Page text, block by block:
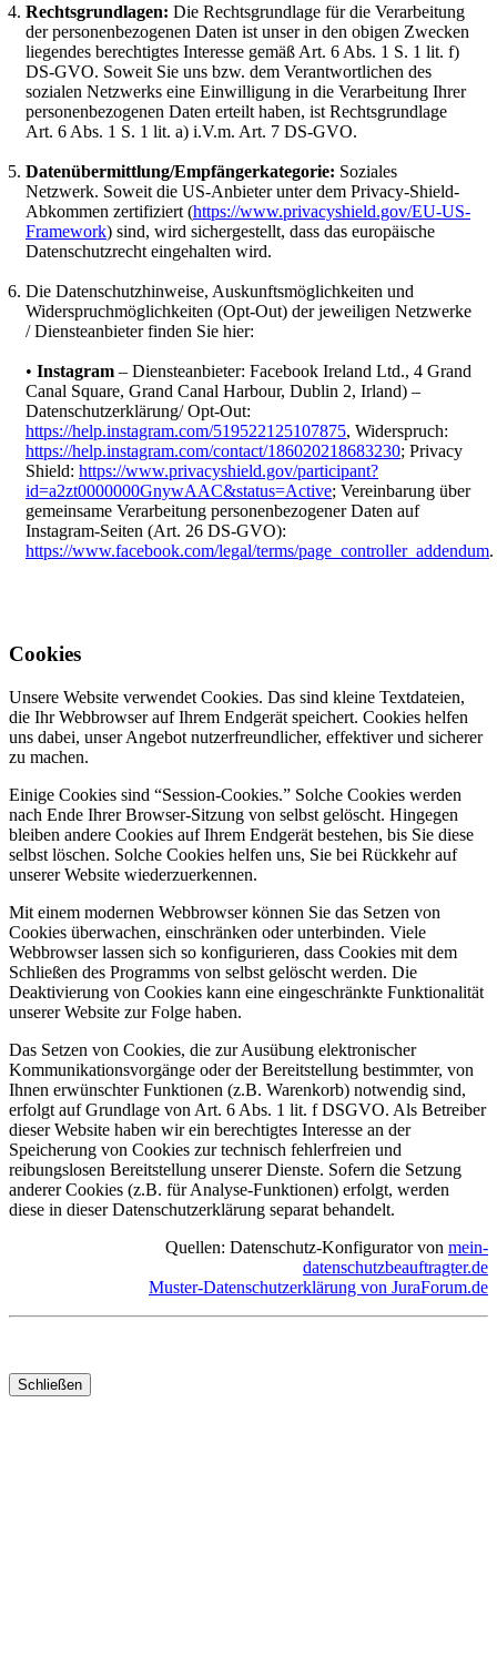
Rechtsgrundlagen: Die Rechtsgrundlage für die Verarbeitung
der personenbezogenen Daten ist unser in den obigen Zwecken
liegendes berechtigtes Interesse gemäß Art. 6 Abs. 1 S. 1 lit. f)
DS-GVO. Soweit Sie uns bzw. dem Verantwortlichen des
sozialen Netzwerks eine Einwilligung in die Verarbeitung Ihrer
personenbezogenen Daten erteilt haben, ist Rechtsgrundlage
Art. 6 Abs. 1 S. 1 lit. a) i.V.m. Art. 7 DS-GVO.
Datenübermittlung/Empfängerkategorie: Soziales
Netzwerk. Soweit die US-Anbieter unter dem Privacy-Shield-
Abkommen zertifiziert (https://www.privacyshield.gov/EU-US-
Framework) sind, wird sichergestellt, dass das europäische
Datenschutzrecht eingehalten wird.
Die Datenschutzhinweise, Auskunftsmöglichkeiten und
Widerspruchmöglichkeiten (Opt-Out) der jeweiligen Netzwerke
/ Diensteanbieter finden Sie hier:
• Instagram – Diensteanbieter: Facebook Ireland Ltd., 4 Grand
Canal Square, Grand Canal Harbour, Dublin 2, Irland) –
Datenschutzerklärung/ Opt-Out:
https://help.instagram.com/519522125107875, Widerspruch:
https://help.instagram.com/contact/186020218683230; Privacy
Shield: https://www.privacyshield.gov/participant?
id=a2zt0000000GnywAAC&status=Active; Vereinbarung über
gemeinsame Verarbeitung personenbezogener Daten auf
Instagram-Seiten (Art. 26 DS-GVO):
https://www.facebook.com/legal/terms/page_controller_addendum.
Cookies
Unsere Website verwendet Cookies. Das sind kleine Textdateien,
die Ihr Webbrowser auf Ihrem Endgerät speichert. Cookies helfen
uns dabei, unser Angebot nutzerfreundlicher, effektiver und sicherer
zu machen.
Einige Cookies sind “Session-Cookies.” Solche Cookies werden
nach Ende Ihrer Browser-Sitzung von selbst gelöscht. Hingegen
bleiben andere Cookies auf Ihrem Endgerät bestehen, bis Sie diese
selbst löschen. Solche Cookies helfen uns, Sie bei Rückkehr auf
unserer Website wiederzuerkennen.
Mit einem modernen Webbrowser können Sie das Setzen von
Cookies überwachen, einschränken oder unterbinden. Viele
Webbrowser lassen sich so konfigurieren, dass Cookies mit dem
Schließen des Programms von selbst gelöscht werden. Die
Deaktivierung von Cookies kann eine eingeschränkte Funktionalität
unserer Website zur Folge haben.
Das Setzen von Cookies, die zur Ausübung elektronischer
Kommunikationsvorgänge oder der Bereitstellung bestimmter, von
Ihnen erwünschter Funktionen (z.B. Warenkorb) notwendig sind,
erfolgt auf Grundlage von Art. 6 Abs. 1 lit. f DSGVO. Als Betreiber
dieser Website haben wir ein berechtigtes Interesse an der
Speicherung von Cookies zur technisch fehlerfreien und
reibungslosen Bereitstellung unserer Dienste. Sofern die Setzung
anderer Cookies (z.B. für Analyse-Funktionen) erfolgt, werden
diese in dieser Datenschutzerklärung separat behandelt.
Quellen: Datenschutz-Konfigurator von mein-
datenschutzbeauftragter.de
Muster-Datenschutzerklärung von JuraForum.de
Schließen